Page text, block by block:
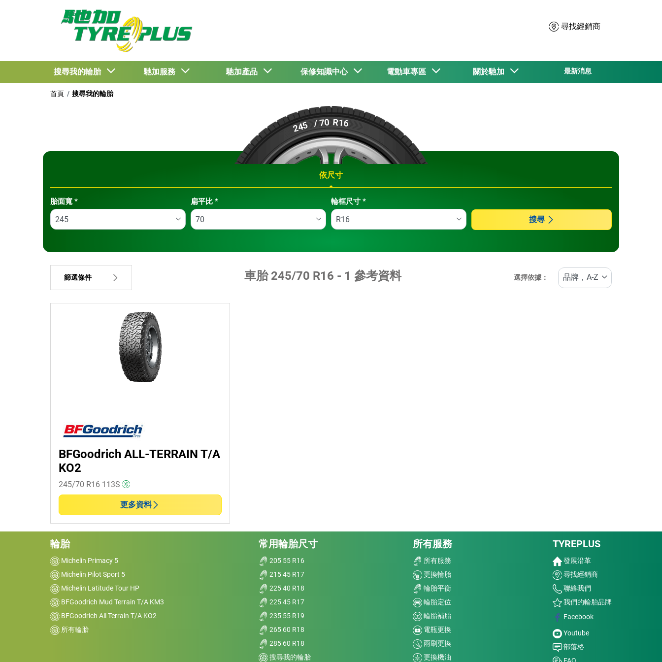
尋找經銷商
搜尋我的輪胎 馳加服務 馳加產品 保修知識中心 電動車專區 關於馳加 最新消息
首頁 搜尋我的輪胎
245 / 70 R16
依尺寸
Tab updated: 依尺寸
胎面寬* 扁平比 * 輪框尺寸 *
搜尋
篩選條件
商用 (0)
RV (0)
非防爆 (1)
車胎 ‎245/70 R16 - 1 參考資料 選擇依據：
BFGoodrich ALL-TERRAIN T/A
KO2
245/70 R16 113S
更多資料
輪胎
Michelin Primacy 5
Michelin Pilot Sport 5
Michelin Latitude Tour HP
BFGoodrich Mud Terrain T/A KM3
BFGoodrich All Terrain T/A KO2
所有輪胎
常用輪胎尺寸
205 55 R16
215 45 R17
225 40 R18
225 45 R17
235 55 R19
265 60 R18
285 60 R18
搜尋我的輪胎
所有服務
所有服務
更換輪胎
輪胎平衡
輪胎定位
輪胎補胎
電瓶更換
雨刷更換
更換機油
TYREPLUS
發展沿革
尋找經銷商
聯絡我們
我們的輪胎品牌
Facebook
Youtube
部落格